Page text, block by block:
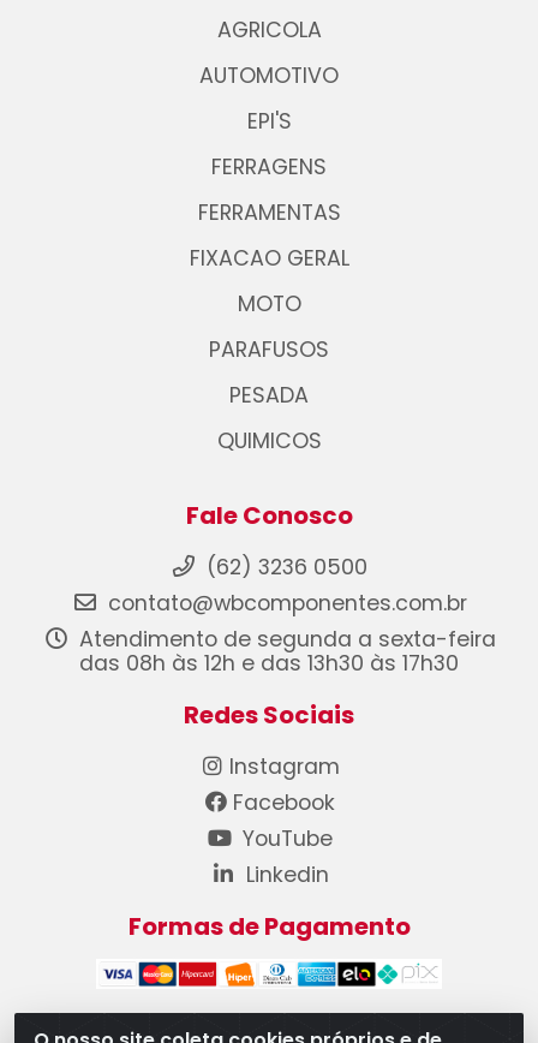
AGRICOLA
AUTOMOTIVO
EPI'S
FERRAGENS
FERRAMENTAS
FIXACAO GERAL
MOTO
PARAFUSOS
PESADA
QUIMICOS
Fale Conosco
(62) 3236 0500
contato@wbcomponentes.com.br
Atendimento de segunda a sexta-feira
das 08h às 12h e das 13h30 às 17h30
Redes Sociais
Instagram
Facebook
YouTube
Linkedin
Formas de Pagamento